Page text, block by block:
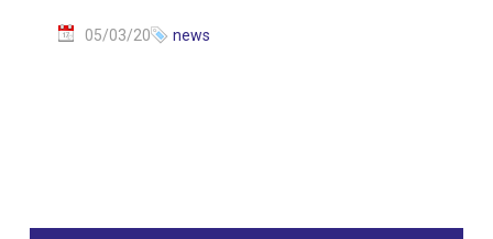
05/03/20 news